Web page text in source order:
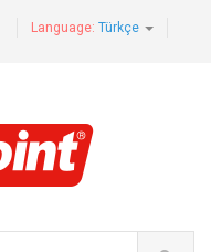
Language: Türkçe